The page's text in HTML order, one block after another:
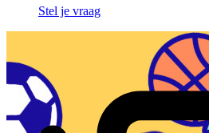
Stel je vraag